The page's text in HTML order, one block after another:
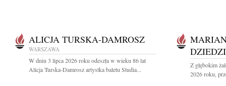
ALICJA TURSKA-DAMROSZ
WARSZAWA
W dniu 3 lipca 2026 roku odeszła w wieku 86 lat
Alicja Turska-Damrosz artystka baletu Studia...
Z głębokim
2026 roku,